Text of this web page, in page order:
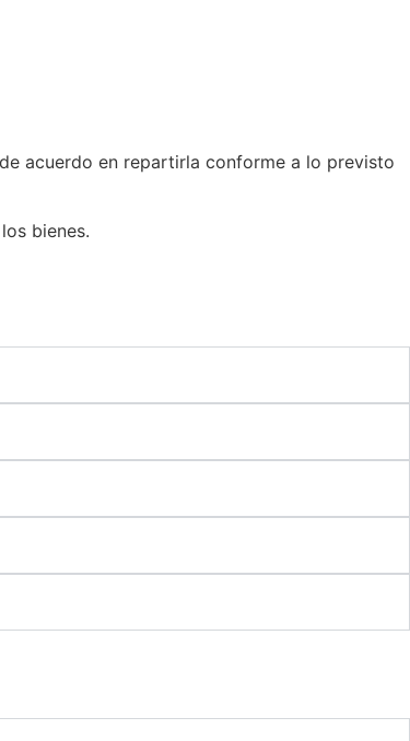
acuerdo en repartirla conforme a lo previsto
bienes.